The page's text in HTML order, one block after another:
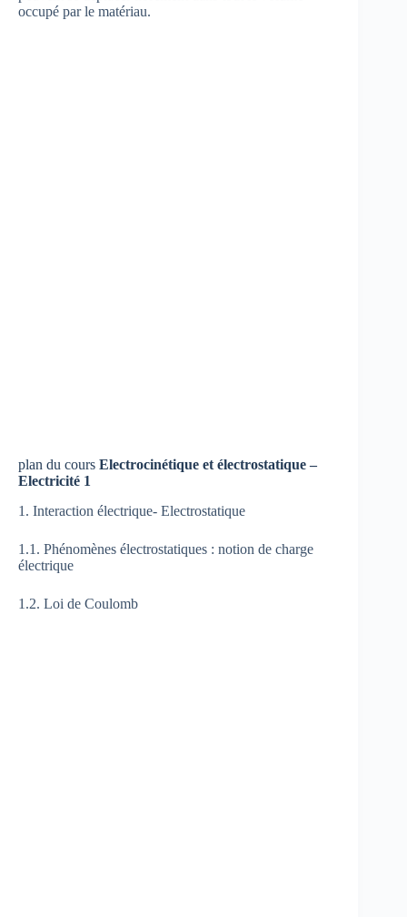
occupé par le matériau.
plan du cours Electrocinétique et électrostatique –
Electricité 1
1. Interaction électrique- Electrostatique
1.1. Phénomènes électrostatiques : notion de charge
électrique
1.2. Loi de Coulomb